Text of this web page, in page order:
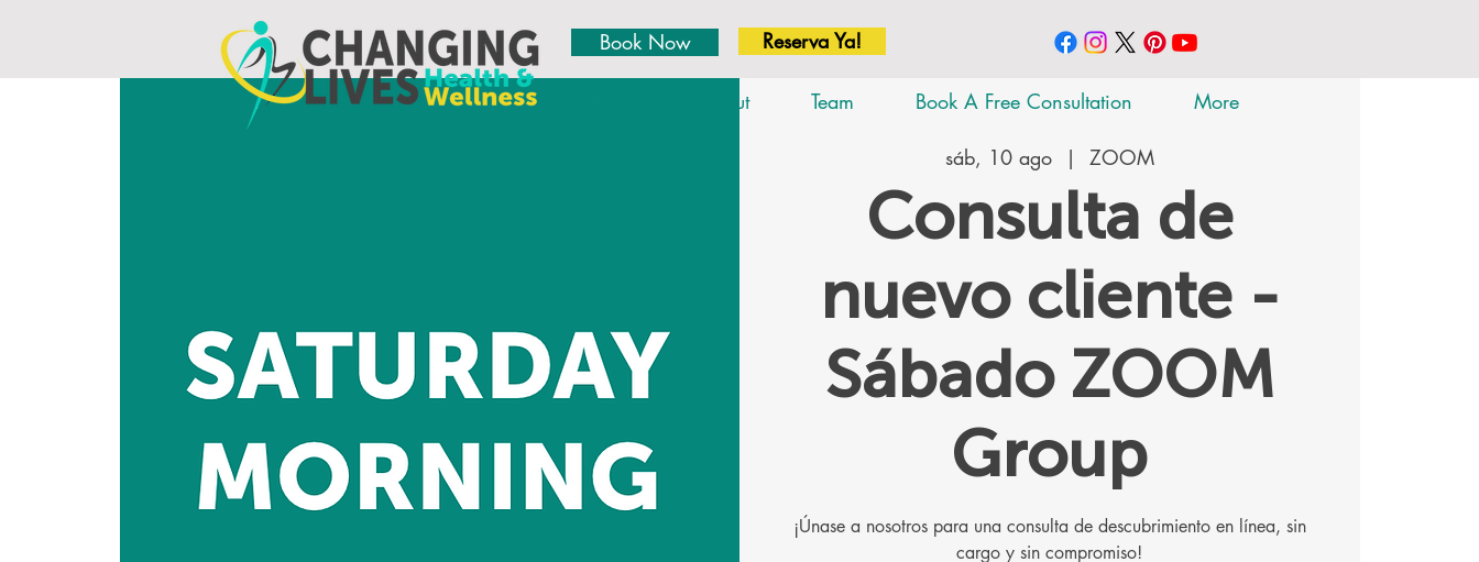
Book Now Reserva Ya!
About Team Book A Free Consultation More
sáb, 10 ago
  |
ZOOM
Consulta de
nuevo cliente -
Sábado ZOOM
Group
¡Únase a nosotros para una consulta de descubrimiento en línea, sin